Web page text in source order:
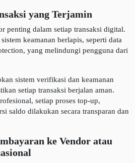
yang Terjamin
penting dalam setiap transaksi digital.
keamanan berlapis, seperti data
yang melindungi pengguna dari
sistem verifikasi dan keamanan
setiap transaksi berjalan aman.
setiap proses top-up,
saldo dilakukan secara transparan dan
ke Vendor atau